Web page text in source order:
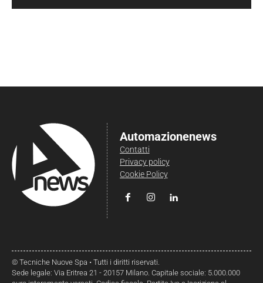
Automazionenews
Contatti
Privacy policy
Cookie Policy
© Tecniche Nuove Spa • Tutti i diritti riservati.
Sede legale: Via Eritrea 21 - 20157 Milano. Capitale sociale: 5.000.000